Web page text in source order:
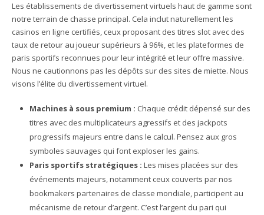
Les établissements de divertissement virtuels haut de gamme sont
notre terrain de chasse principal. Cela inclut naturellement les
casinos en ligne certifiés, ceux proposant des titres slot avec des
taux de retour au joueur supérieurs à 96%, et les plateformes de
paris sportifs reconnues pour leur intégrité et leur offre massive.
Nous ne cautionnons pas les dépôts sur des sites de miette. Nous
visons l’élite du divertissement virtuel.
Machines à sous premium : Chaque crédit dépensé sur des
titres avec des multiplicateurs agressifs et des jackpots
progressifs majeurs entre dans le calcul. Pensez aux gros
symboles sauvages qui font exploser les gains.
Paris sportifs stratégiques : Les mises placées sur des
événements majeurs, notamment ceux couverts par nos
bookmakers partenaires de classe mondiale, participent au
mécanisme de retour d’argent. C’est l’argent du pari qui